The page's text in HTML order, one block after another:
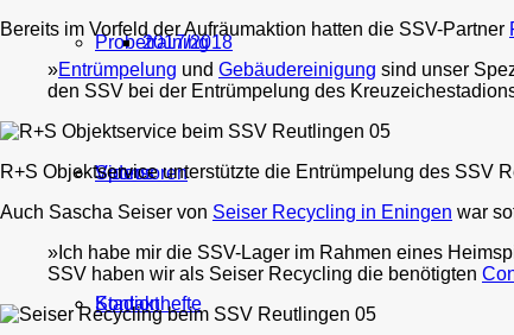
Probetraining
Sponsoren
Kontakt
2017/2018
Videos
Stadionhefte
Bereits im Vorfeld der Aufräumaktion hatten die SSV-Partner
»Entrümpelung und Gebäudereinigung sind unser
den SSV bei der Entrümpelung des
R+S Objektservice unterstützte die Entrümpelung des SSV
Auch Sascha Seiser von Seiser Recycling in Eningen war
»Ich habe mir die SSV-Lager im Rahmen eines
SSV haben wir als Seiser Recycling die benötigten